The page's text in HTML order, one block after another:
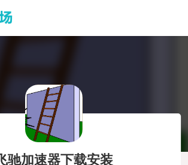
飞驰加速器下载安装